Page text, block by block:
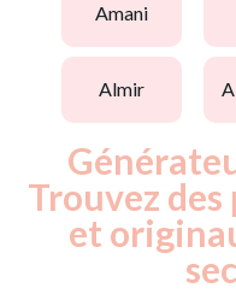
amani
almir
Trouvez
et